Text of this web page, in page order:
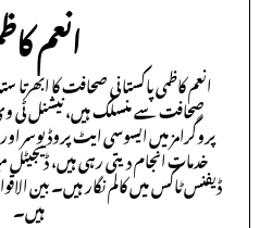
انعم
انعم کاظمی پاکستانی صحافت کا
صحافت سے منسلک ہیں، نیشنل ٹی
پروگرامز میں ایسوسی ایٹ پروڈیوسر
خدمات انجام دیتی رہی ہیں، ڈیجیٹل
ڈیفنس ٹاکس میں کالم نگار ہیں۔ بین
ہیں۔